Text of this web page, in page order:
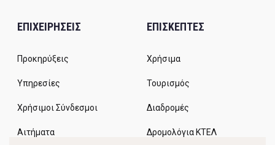
ΕΠΙΧΕΙΡΗΣΕΙΣ
Προκηρύξεις
Υπηρεσίες
Χρήσιμοι Σύνδεσμοι
Αιτήματα
ΕΠΙΣΚΕΠΤΕΣ
Χρήσιμα
Τουρισμός
Διαδρομές
Δρομολόγια ΚΤΕΛ